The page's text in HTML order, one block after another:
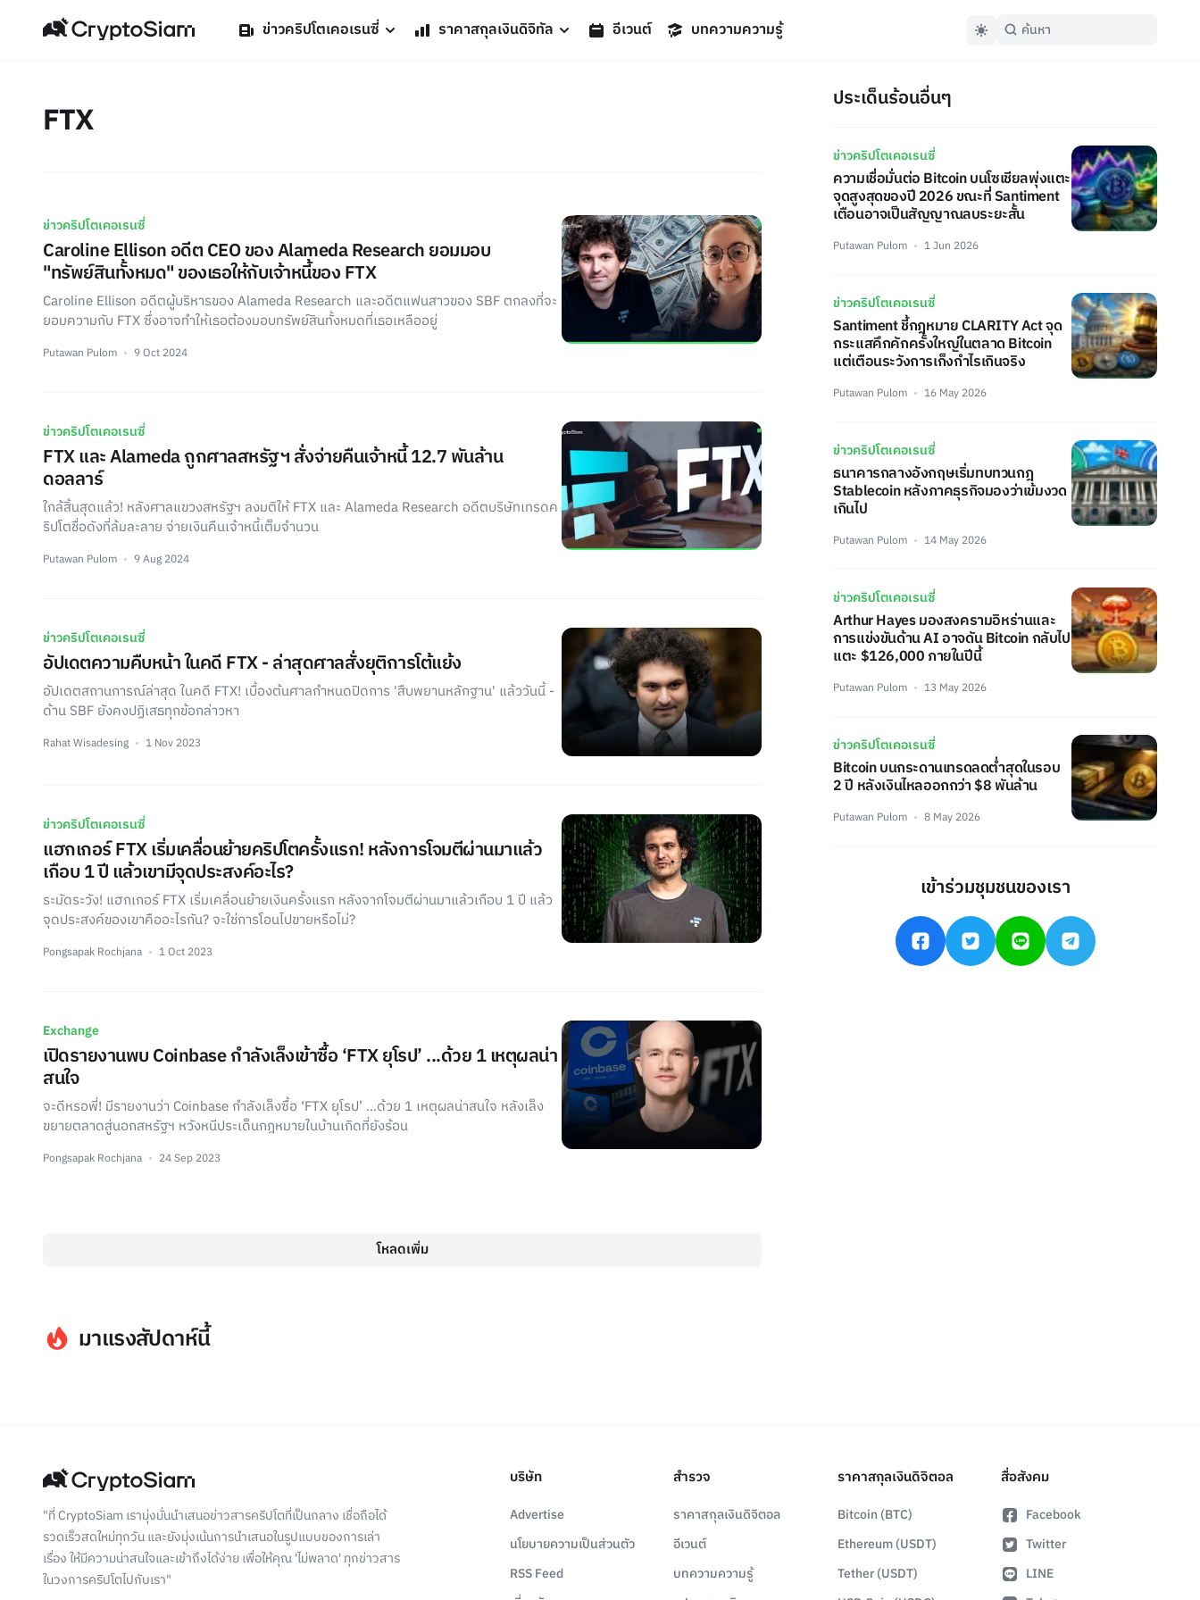
ข่าวคริปโตเคอเรนซี่ ราคาสกุลเงินดิจิทัล อีเวนต์ บทความความรู้
FTX
ข่าวคริปโตเคอเรนซี่
Caroline Ellison อดีต CEO ของ Alameda Research ยอมมอบ
"ทรัพย์สินทั้งหมด" ของเธอให้กับเจ้าหนี้ของ FTX
Caroline Ellison อดีตผู้บริหารของ Alameda Research และอดีตแฟนสาวของ SBF ตกลงที่จะ
ยอมความกับ FTX ซึ่งอาจทำให้เธอต้องมอบทรัพย์สินทั้งหมดที่เธอเหลืออยู่
Putawan Pulom 9 Oct 2024
ข่าวคริปโตเคอเรนซี่
FTX และ Alameda ถูกศาลสหรัฐฯ สั่งจ่ายคืนเจ้าหนี้ 12.7 พันล้าน
ดอลลาร์
ใกล้สิ้นสุดแล้ว! หลังศาลแขวงสหรัฐฯ ลงมติให้ FTX และ Alameda Research อดีตบริษัทเทรดค
ริปโตชื่อดังที่ล้มละลาย จ่ายเงินคืนเจ้าหนี้เต็มจำนวน
Putawan Pulom 9 Aug 2024
ข่าวคริปโตเคอเรนซี่
อัปเดตความคืบหน้า ในคดี FTX - ล่าสุดศาลสั่งยุติการโต้แย้ง
อัปเดตสถานการณ์ล่าสุด ในคดี FTX! เบื้องต้นศาลกำหนดปิดการ 'สืบพยานหลักฐาน' แล้ววันนี้ -
ด้าน SBF ยังคงปฏิเสธทุกข้อกล่าวหา
Rahat Wisadesing 1 Nov 2023
ข่าวคริปโตเคอเรนซี่
แฮกเกอร์ FTX เริ่มเคลื่อนย้ายคริปโตครั้งแรก! หลังการโจมตีผ่านมาแล้ว
เกือบ 1 ปี แล้วเขามีจุดประสงค์อะไร?
ระมัดระวัง! แฮกเกอร์ FTX เริ่มเคลื่อนย้ายเงินครั้งแรก หลังจากโจมตีผ่านมาแล้วเกือบ 1 ปี แล้ว
จุดประสงค์ของเขาคืออะไรกัน? จะใช่การโอนไปขายหรือไม่?
Pongsapak Rochjana 1 Oct 2023
Exchange
เปิดรายงานพบ Coinbase กำลังเล็งเข้าซื้อ ‘FTX ยุโรป’ ...ด้วย 1 เหตุผลน่า
สนใจ
จะดีหรอพี่! มีรายงานว่า Coinbase กำลังเล็งซื้อ ‘FTX ยุโรป’ ...ด้วย 1 เหตุผลน่าสนใจ หลังเล็ง
ขยายตลาดสู่นอกสหรัฐฯ หวังหนีประเด็นกฎหมายในบ้านเกิดที่ยังร้อน
Pongsapak Rochjana 24 Sep 2023
โหลดเพิ่ม
ประเด็นร้อนอื่นๆ
ข่าวคริปโตเคอเรนซี่
ความเชื่อมั่นต่อ Bitcoin บนโซเชียลพุ่งแตะ
จุดสูงสุดของปี 2026 ขณะที่ Santiment
เตือนอาจเป็นสัญญาณลบระยะสั้น
Putawan Pulom 1 Jun 2026
ข่าวคริปโตเคอเรนซี่
Santiment ชี้กฎหมาย CLARITY Act จุด
กระแสคึกคักครั้งใหญ่ในตลาด Bitcoin
แต่เตือนระวังการเก็งกำไรเกินจริง
Putawan Pulom 16 May 2026
ข่าวคริปโตเคอเรนซี่
ธนาคารกลางอังกฤษเริ่มทบทวนกฎ
Stablecoin หลังภาคธุรกิจมองว่าเข้มงวด
เกินไป
Putawan Pulom 14 May 2026
ข่าวคริปโตเคอเรนซี่
Arthur Hayes มองสงครามอิหร่านและ
การแข่งขันด้าน AI อาจดัน Bitcoin กลับไป
แตะ $126,000 ภายในปีนี้
Putawan Pulom 13 May 2026
ข่าวคริปโตเคอเรนซี่
Bitcoin บนกระดานเทรดลดต่ำสุดในรอบ
2 ปี หลังเงินไหลออกกว่า $8 พันล้าน
Putawan Pulom 8 May 2026
เข้าร่วมชุมชนของเรา
มาแรงสัปดาห์นี้
"ที่ CryptoSiam เรามุ่งมั่นนำเสนอข่าวสารคริปโตที่เป็นกลาง เชื่อถือได้
รวดเร็วสดใหม่ทุกวัน และยังมุ่งเน้นการนำเสนอในรูปแบบของการเล่า
เรื่อง ให้มีความน่าสนใจและเข้าถึงได้ง่าย เพื่อให้คุณ 'ไม่พลาด' ทุกข่าวสาร
ในวงการคริปโตไปกับเรา"
บริษัท
Advertise
นโยบายความเป็นส่วนตัว
RSS Feed
สำรวจ
ราคาสกุลเงินดิจิตอล
อีเวนต์
บทความความรู้
ราคาสกุลเงินดิจิตอล
Bitcoin (BTC)
Ethereum (USDT)
Tether (USDT)
สื่อสังคม
Facebook
Twitter
LINE